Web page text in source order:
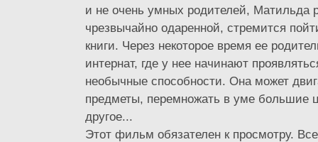
и не очень умных родителей, Матильда
чрезвычайно одаренной, стремится
книги. Через некоторое время ее
интернат, где у нее начинают
необычные способности. Она может
предметы, перемножать в уме большие
другое...
Этот фильм обязателен к просмотру.